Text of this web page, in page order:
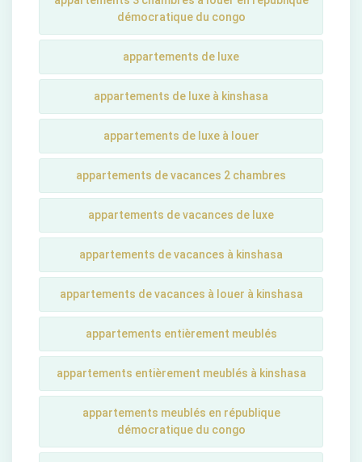
démocratique du congo
appartements de luxe
appartements de luxe à kinshasa
appartements de luxe à louer
appartements de vacances 2 chambres
appartements de vacances de luxe
appartements de vacances à kinshasa
appartements de vacances à louer à kinshasa
appartements entièrement meublés
appartements entièrement meublés à kinshasa
appartements meublés en république
démocratique du congo